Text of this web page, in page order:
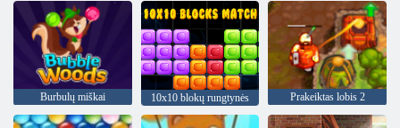
Burbulų miškai 10x10 blokų rungtynės Prakeiktas lobis 2